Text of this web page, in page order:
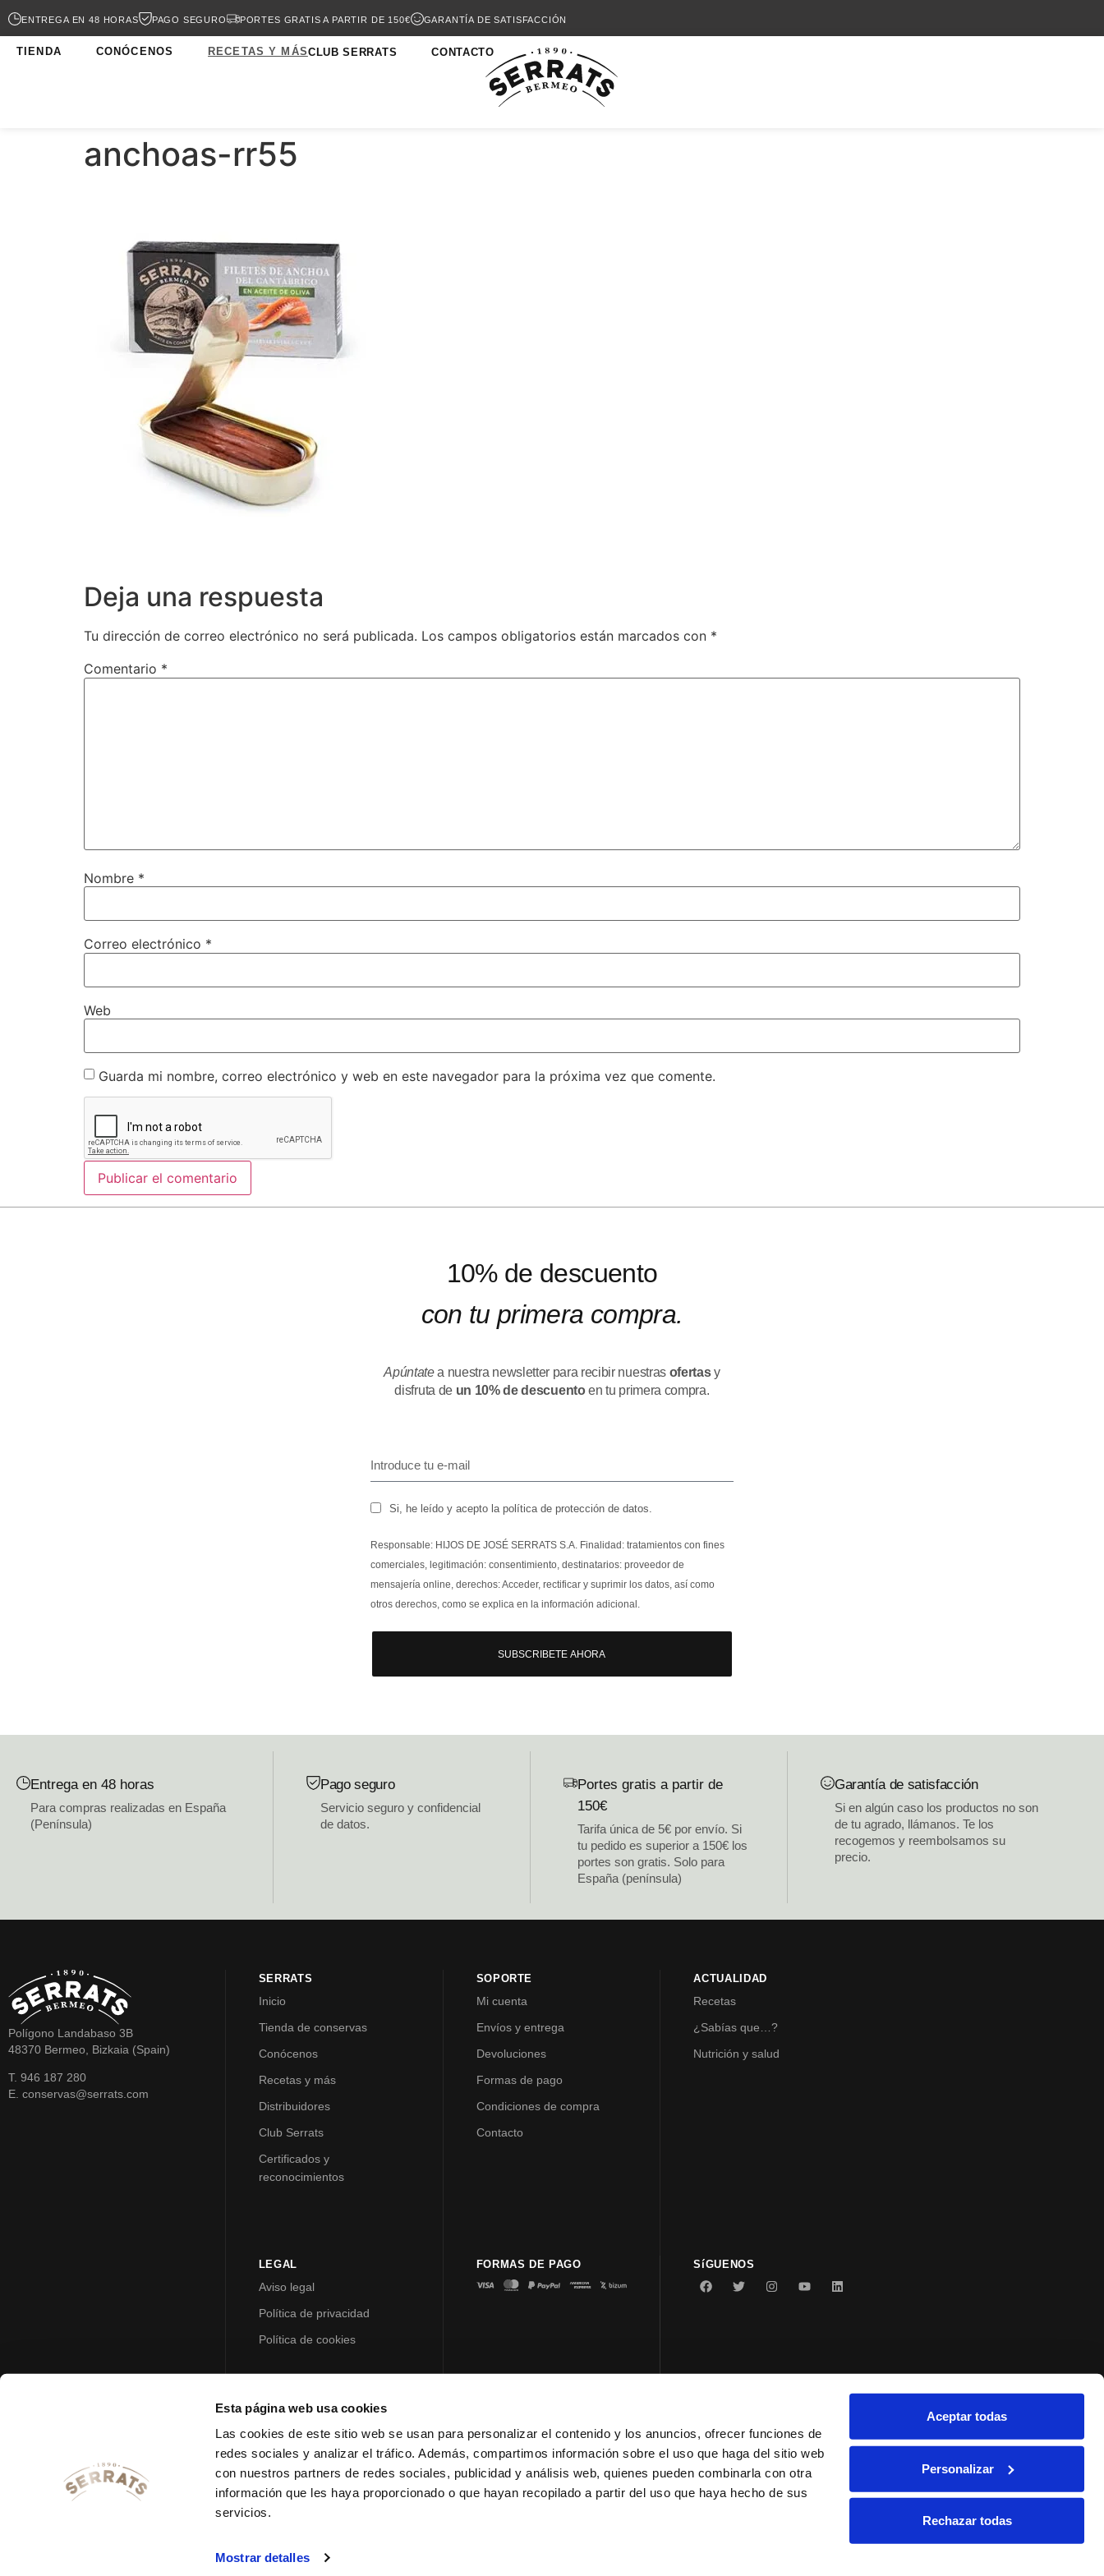
Esta página web usa cookies
Las cookies de este sitio web se usan para personalizar el contenido y los anuncios, ofrecer funciones de
redes sociales y analizar el tráfico. Además, compartimos información sobre el uso que haga del sitio web
con nuestros partners de redes sociales, publicidad y análisis web, quienes pueden combinarla con otra
información que les haya proporcionado o que hayan recopilado a partir del uso que haya hecho de sus
servicios.
Mostrar detalles
Aceptar todas
Personalizar
Rechazar todas
ENTREGA EN 48 HORAS PAGO SEGURO PORTES GRATIS A PARTIR DE 150€ GARANTÍA DE SATISFACCIÓN
TIENDA CONÓCENOS RECETAS Y MÁSCLUB SERRATS CONTACTO
anchoas-rr55
Deja una respuesta
Tu dirección de correo electrónico no será publicada. Los campos obligatorios están marcados con *
Comentario *
Nombre *
Correo electrónico *
Web
Guarda mi nombre, correo electrónico y web en este navegador para la próxima vez que comente.
10% de descuento
con tu primera compra.
Apúntatea nuestra newsletter para recibir nuestras ofertasy
disfruta de un 10% de descuentoen tu primera compra.
Si, he leído y acepto la política de protección de datos.
Responsable: HIJOS DE JOSÉ SERRATS S.A. Finalidad: tratamientos con fines
comerciales, legitimación: consentimiento, destinatarios: proveedor de
mensajería online, derechos: Acceder, rectificar y suprimir los datos, así como
otros derechos, como se explica en la información adicional.
SUBSCRIBETE AHORA
Entrega en 48 horas
Para compras realizadas en España
(Península)
Pago seguro
Servicio seguro y confidencial
de datos.
Portes gratis a partir de
150€
Tarifa única de 5€ por envío. Si
tu pedido es superior a 150€ los
portes son gratis. Solo para
España (península)
Garantía de satisfacción
Si en algún caso los productos no son
de tu agrado, llámanos. Te los
recogemos y reembolsamos su
precio.
Polígono Landabaso 3B
48370 Bermeo, Bizkaia (Spain)
T. 946 187 280
E. conservas@serrats.com
SERRATS
Inicio
Tienda de conservas
Conócenos
Recetas y más
Distribuidores
Club Serrats
Certificados y
reconocimientos
SOPORTE
Mi cuenta
Envíos y entrega
Devoluciones
Formas de pago
Condiciones de compra
Contacto
ACTUALIDAD
Recetas
¿Sabías que…?
Nutrición y salud
LEGAL
Aviso legal
Política de privacidad
Política de cookies
FORMAS DE PAGO SíGUENOS
© 2023 Conservas Serrats